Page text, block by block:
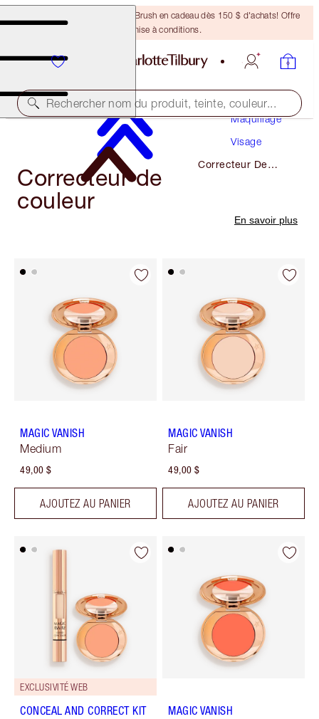
Recevez un pinceau Bronzing Brush en cadeau dès 150 $ d'achats! Offre
soumise à conditions.
Rechercher nom du produit, teinte, couleur...
Maquillage
Visage
Correcteur De
Correcteur de
couleur
En savoir plus
MAGIC VANISH
Medium
49,00 $
AJOUTEZ AU PANIER
MAGIC VANISH
Fair
49,00 $
AJOUTEZ AU PANIER
EXCLUSIVITÉ WEB
CONCEAL AND CORRECT KIT
MAGIC VANISH